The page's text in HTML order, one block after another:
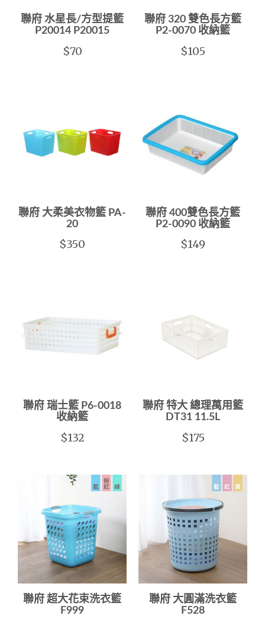
聯府 水星長/方型提籃
P20014 P20015
$70
聯府 320 雙色長方籃
P2-0070 收納籃
$105
聯府 大柔美衣物籃 PA-
20
$350
聯府 400雙色長方籃
P2-0090 收納籃
$149
聯府 瑞士籃 P6-0018
收納籃
$132
聯府 特大 總理萬用籃
DT31 11.5L
$175
聯府 超大花束洗衣籃
F999
聯府 大圓滿洗衣籃
F528